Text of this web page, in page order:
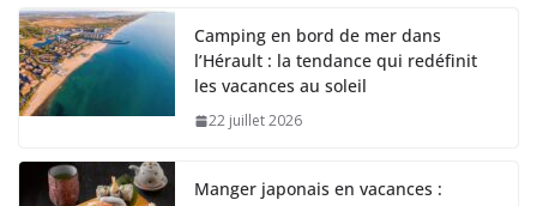
Camping en bord de mer dans
l’Hérault : la tendance qui redéfinit
les vacances au soleil
22 juillet 2026
Manger japonais en vacances :